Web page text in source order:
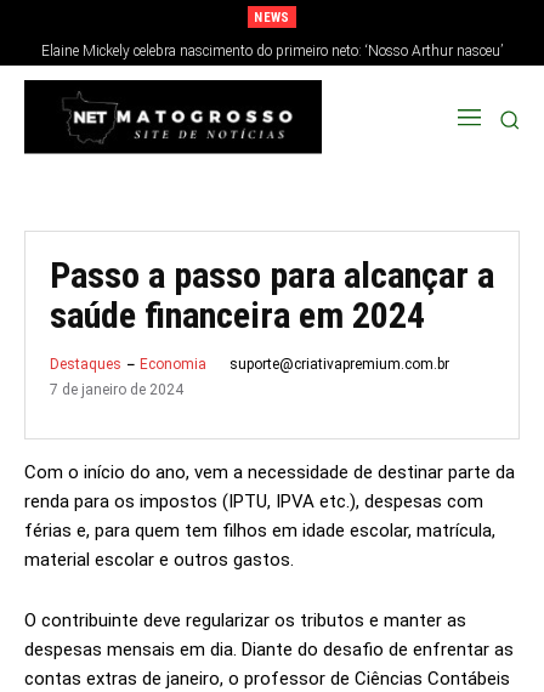
NEWS
Elaine Mickely celebra nascimento do primeiro neto: ‘Nosso Arthur nasceu’
Passo a passo para alcançar a
saúde financeira em 2024
Destaques Economia
suporte@criativapremium.com.br
7 de janeiro de 2024
Com o início do ano, vem a necessidade de destinar parte da
renda para os impostos (IPTU, IPVA etc.), despesas com
férias e, para quem tem filhos em idade escolar, matrícula,
material escolar e outros gastos.
O contribuinte deve regularizar os tributos e manter as
despesas mensais em dia. Diante do desafio de enfrentar as
contas extras de janeiro, o professor de Ciências Contábeis